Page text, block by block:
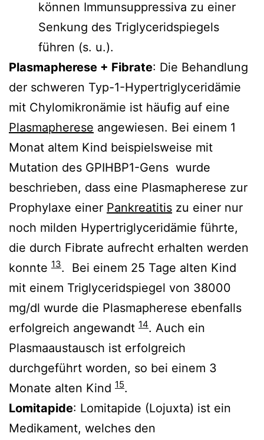
können Immunsuppressiva zu einer
Senkung des Triglyceridspiegels
führen (s. u.).
Plasmapherese + Fibrate: Die Behandlung
der schweren Typ-1-Hypertriglyceridämie
mit Chylomikronämie ist häufig auf eine
Plasmapherese angewiesen. Bei einem 1
Monat altem Kind beispielsweise mit
Mutation des GPIHBP1-Gens wurde
beschrieben, dass eine Plasmapherese zur
Prophylaxe einer Pankreatitis zu einer nur
noch milden Hypertriglyceridämie führte,
die durch Fibrate aufrecht erhalten werden
konnte 13. Bei einem 25 Tage alten Kind
mit einem Triglyceridspiegel von 38000
mg/dl wurde die Plasmapherese ebenfalls
erfolgreich angewandt 14. Auch ein
Plasmaaustausch ist erfolgreich
durchgeführt worden, so bei einem 3
Monate alten Kind 15.
Lomitapide: Lomitapide (Lojuxta) ist ein
Medikament, welches den